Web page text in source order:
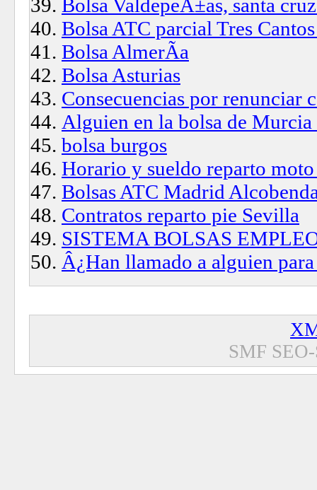
Bolsa ValdepeÃ±as, santa
Bolsa ATC parcial Tres
Bolsa AlmerÃ­a
Bolsa Asturias
Consecuencias por renunciar
Alguien en la bolsa de
bolsa burgos
Horario y sueldo reparto
Bolsas ATC Madrid
Contratos reparto pie Sevilla
SISTEMA BOLSAS
Â¿Han llamado a alguien
SMF